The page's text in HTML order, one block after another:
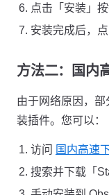
点击「安装」
安装完成后，点
方法二：国内
由于网络原因，
装插件。您可以：
访问 国内高速
搜索并下载「